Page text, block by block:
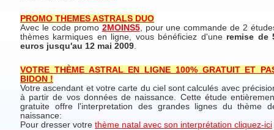
PROMO THEMES ASTRALS DUO
Avec le code promo 2MOINS5, pour une commande de 2
thèmes karmiques en ligne, vous bénéficiez d'une remise de
euros jusqu'au 12 mai 2009.
VOTRE THÈME ASTRAL EN LIGNE 100% GRATUIT ET
BIDON !
Votre ascendant et votre carte du ciel sont calculés avec
à partir de vos données de naissance. Cette étude
gratuite offre l'interpretation des grandes lignes du thème
naissance:
Pour dresser votre thème natal avec son interprétation cliquez-ici